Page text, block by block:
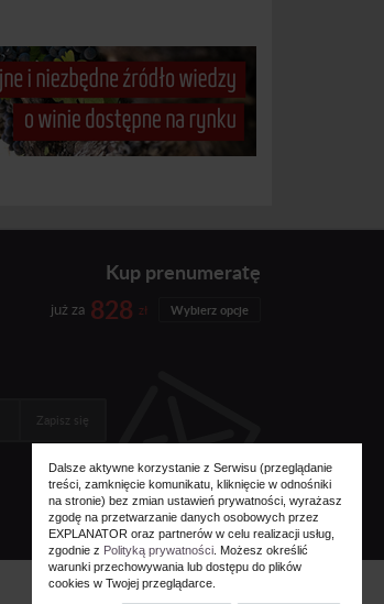
Kup prenumeratę
już za 828 zł Wybierz opcje
Zapisz się
Dalsze aktywne korzystanie z Serwisu (przeglądanie
treści, zamknięcie komunikatu, kliknięcie w odnośniki
na stronie) bez zmian ustawień prywatności, wyrażasz
zgodę na przetwarzanie danych osobowych przez
EXPLANATOR oraz partnerów w celu realizacji usług,
zgodnie z Polityką prywatności . Możesz określić
warunki przechowywania lub dostępu do plików
cookies w Twojej przeglądarce.